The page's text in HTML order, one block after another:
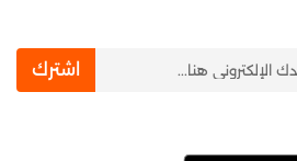
اشترك